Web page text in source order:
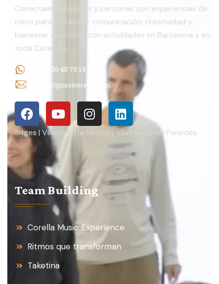
Conectamos equipos y personas con experiencias de
ritmo para fortalecer comunicación, creatividad y
bienestar colectivo, con actividades en Barcelona y en
toda Cataluña.
+34 626 48 70 14
info@ignasicorella.com
Sitges | Vilanova i la Gestrú | Vilafranca del Penedès
Team Building
Corella Music Experience
Ritmos que transforman
Taketina